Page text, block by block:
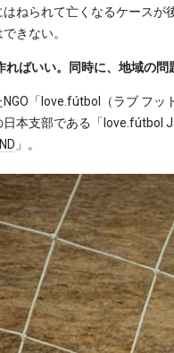
ねられて亡くなるケース
きない。
ればいい。同時に、地域の
「love.fútbol（ラブ フ
本支部である「love.fútbol
」。